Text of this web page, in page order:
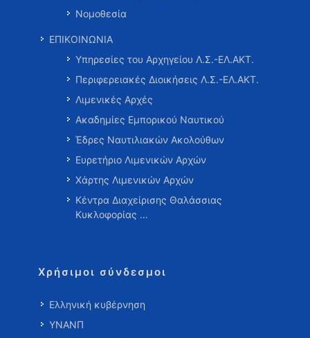
Νομοθεσία
ΕΠΙΚΟΙΝΩΝΙΑ
Υπηρεσίες του Αρχηγείου Λ.Σ.-ΕΛ.ΑΚΤ.
Περιφερειακές Διοικήσεις Λ.Σ.-ΕΛ.ΑΚΤ.
Λιμενικές Αρχές
Ακαδημίες Εμπορικού Ναυτικού
Έδρες Ναυτιλιακών Ακολούθων
Ευρετήριο Λιμενικών Αρχών
Χάρτης Λιμενικών Αρχών
Κέντρα Διαχείρισης Θαλάσσιας
Κυκλοφορίας …
Χρήσιμοι σύνδεσμοι
Ελληνική κυβέρνηση
ΥΝΑΝΠ